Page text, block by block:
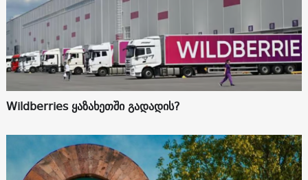
Wildberries ყაზახეთში გადადის?